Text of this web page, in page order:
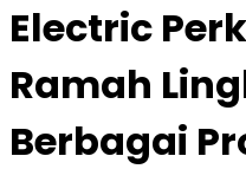
Electric
Ramah
Berbagai